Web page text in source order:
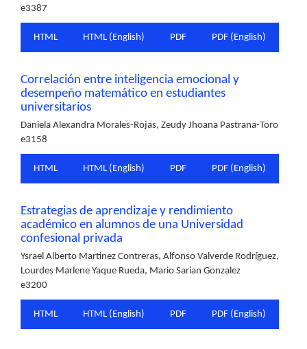
e3387
HTML HTML (English) PDF PDF (English)
Correlación entre inteligencia emocional y
desempeño matemático en estudiantes
universitarios
Daniela Alexandra Morales-Rojas, Zeudy Jhoana Pastrana-Toro
e3158
HTML HTML (English) PDF PDF (English)
Estrategias de aprendizaje y rendimiento
académico en alumnos de una Universidad
confesional privada
Ysrael Alberto Martinez Contreras, Alfonso Valverde Rodríguez,
Lourdes Marlene Yaque Rueda, Mario Sarian Gonzalez
e3200
HTML HTML (English) PDF PDF (English)